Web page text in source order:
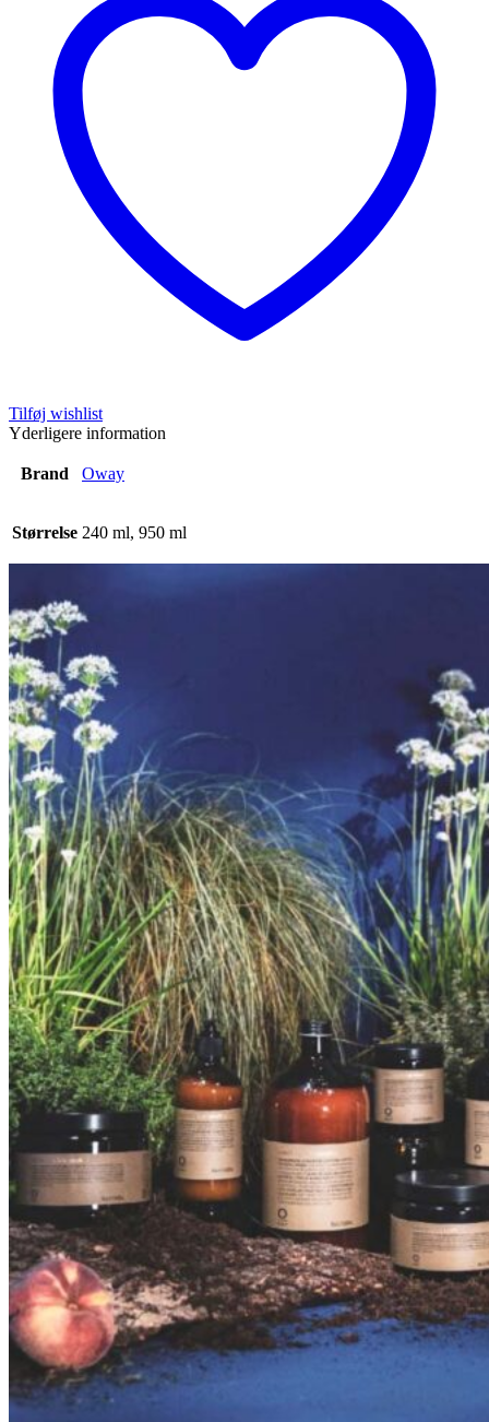
Tilføj wishlist
Yderligere information
Brand Oway
Størrelse 240 ml, 950 ml